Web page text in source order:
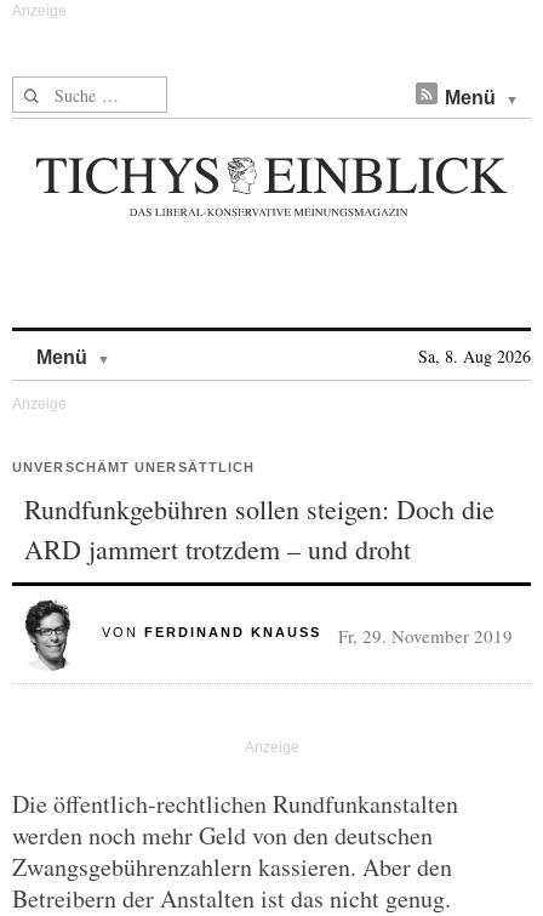
Suche nach: Menü
Menü Sa, 8. Aug 2026
UNVERSCHÄMT UNERSÄTTLICH
Rundfunkgebühren sollen steigen: Doch die
ARD jammert trotzdem – und droht
VON FERDINAND KNAUSS Fr, 29. November 2019
Die öffentlich-rechtlichen Rundfunkanstalten
werden noch mehr Geld von den deutschen
Zwangsgebührenzahlern kassieren. Aber den
Betreibern der Anstalten ist das nicht genug.